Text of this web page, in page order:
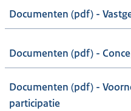
Documenten (pdf) -
Documenten (pdf) -
Documenten (pdf) -
participatie